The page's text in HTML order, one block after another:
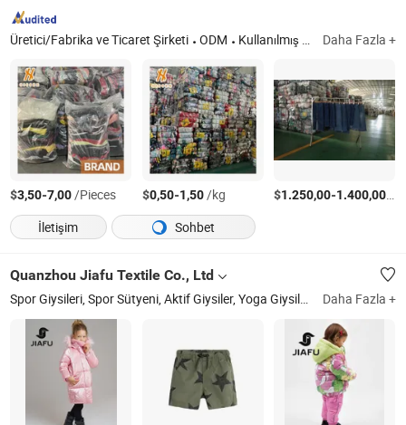
Üretici/Fabrika ve Ticaret Şirketi ODM Kullanılmış Giysiler, İkinci El Giysiler, Kullanılmış Ayakkabılar, İkinci El Ayakkabılar, Kullanılmış Markalı Giysiler, Kullanılmış Markalı Ayakkabılar, Kullanılmış Çantalar, İkinci El Çantalar, Pamuk Paspaslar, Kullanılmış Spor Ayakkabılar Daha Fazla +
$3,50-7,00/Pieces $0,50-1,50/kg $1.250,00-1.400,00/
İletişim
Sohbet
Quanzhou Jiafu Textile Co., Ltd
Spor Giysileri, Spor Sütyeni, Aktif Giysiler, Yoga Giysileri, Şort, Ceket, Kış Ceketi, Çocuk Giysileri, Yoga Sütyeni Daha Fazla +